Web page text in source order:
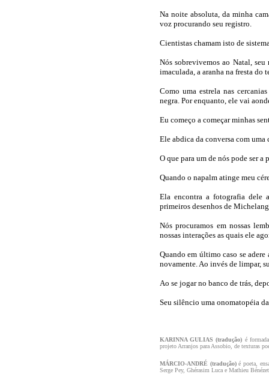
Na noite absoluta, da minha
voz procurando seu registro.
Cientistas chamam isto de
Nós sobrevivemos ao Natal,
imaculada, a aranha na fresta do
Como uma estrela nas
negra. Por enquanto, ele vai
Eu começo a começar minhas
Ele abdica da conversa com uma
O que para um de nós pode ser
Quando o napalm atinge meu
Ela encontra a fotografia dele
primeiros desenhos de
Nós procuramos em nossas
nossas interações as quais ele
Quando em último caso se
novamente. Ao invés de limpar,
Ao se jogar no banco de trás,
Seu silêncio uma onomatopéia
KARINNA GULIAS (tradução) é
projeto Arranjos para Assobio, de texturas
MÁRCIO-ANDRÉ (tradução)é poeta,
Serge Pey, Ghérasim Luca e Mathieu